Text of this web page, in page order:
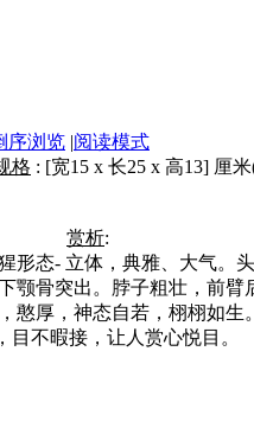
序浏览 |阅读模式
格 : [宽15 x 长25 x 高13] 厘米
赏析:
态- 立体，典雅、大气。
骨突出。脖子粗壮，前臂
憨厚，神态自若，栩栩如生。
不暇接，让人赏心悦目。